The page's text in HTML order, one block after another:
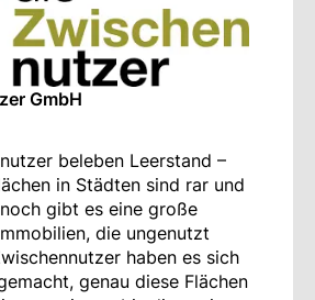
GmbH
beleben Leerstand –
in Städten sind rar und
gibt es eine große
die ungenutzt
haben es sich
genau diese Flächen